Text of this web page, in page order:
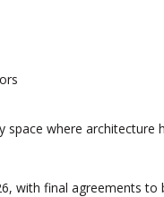
space where architecture
with final agreements to